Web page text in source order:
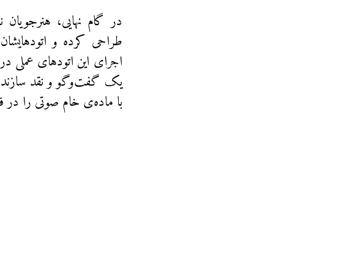
در گام نهایی،
طراحی کرده و
اجرای این اتودهای
یک گفت‌وگو و نقد سازنده
با ماده‌ی خام صوتی را در